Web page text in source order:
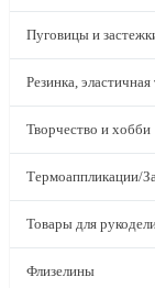
Пуговицы и
Резинка, эластичная
Творчество и хобби
Термоаппликации/
Товары для
Флизелины